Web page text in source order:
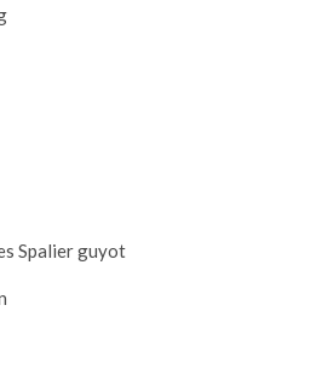
Spalier guyot